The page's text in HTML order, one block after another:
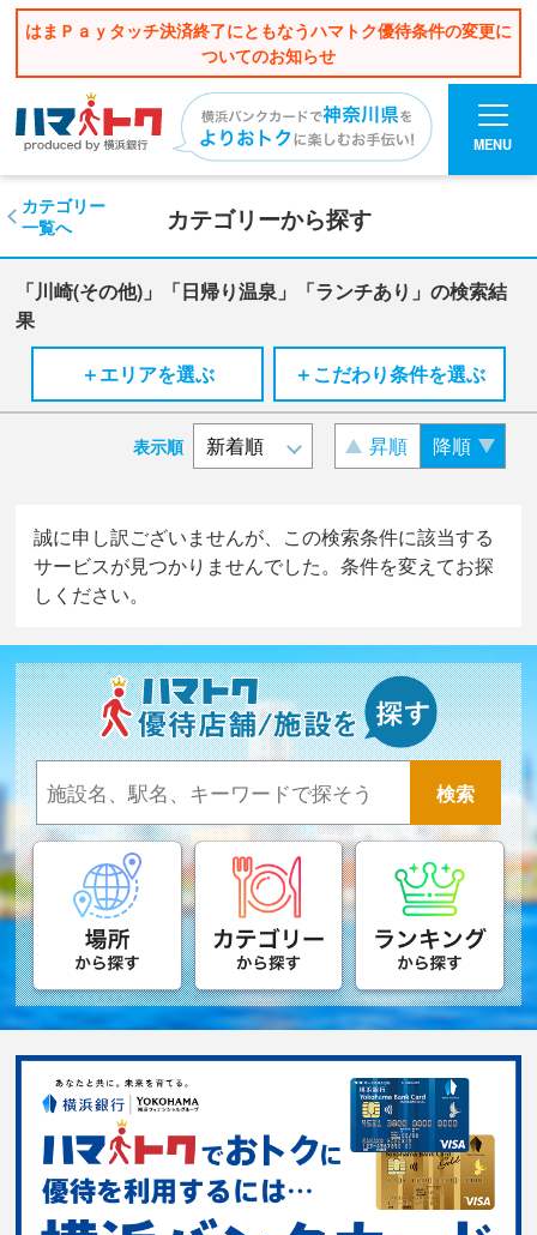
はまＰａｙタッチ決済終了にともなうハマトク優待条件の変更に
ついてのお知らせ
MENU
カテゴリーから探す
カテゴリー
一覧へ
「川崎(その他)」「日帰り温泉」「ランチあり」の検索結
果
＋エリアを選ぶ
＋こだわり条件を選ぶ
表示順 昇順 降順
誠に申し訳ございませんが、この検索条件に該当する
サービスが見つかりませんでした。条件を変えてお探
しください。